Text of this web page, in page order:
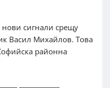
сигнали срещу
Васил Михайлов. Това
районна